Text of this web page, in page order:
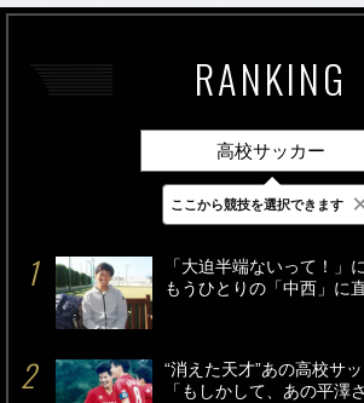
RANKING
高校サッカー
最新 24時間 週
「大迫半端ないって！」
もうひとりの「中西」に
“消えた天才”あの高校サ
「もしかして、あの平澤
ここから競技を選択できます